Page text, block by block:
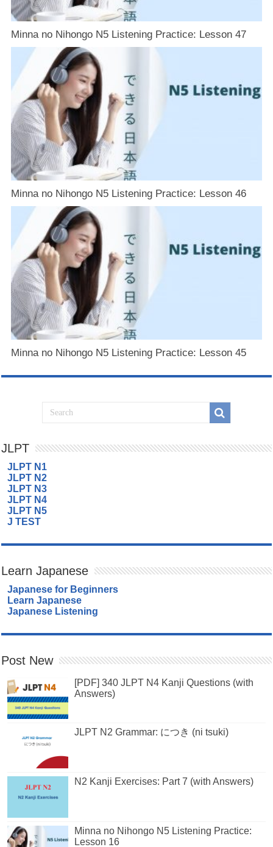
Minna no Nihongo N5 Listening Practice: Lesson 47
Minna no Nihongo N5 Listening Practice: Lesson 46
Minna no Nihongo N5 Listening Practice: Lesson 45
JLPT
JLPT N1
JLPT N2
JLPT N3
JLPT N4
JLPT N5
J TEST
Learn Japanese
Japanese for Beginners
Learn Japanese
Japanese Listening
Post New
[PDF] 340 JLPT N4 Kanji Questions (with
Answers)
JLPT N2 Grammar: につき (ni tsuki)
N2 Kanji Exercises: Part 7 (with Answers)
Minna no Nihongo N5 Listening Practice:
Lesson 16